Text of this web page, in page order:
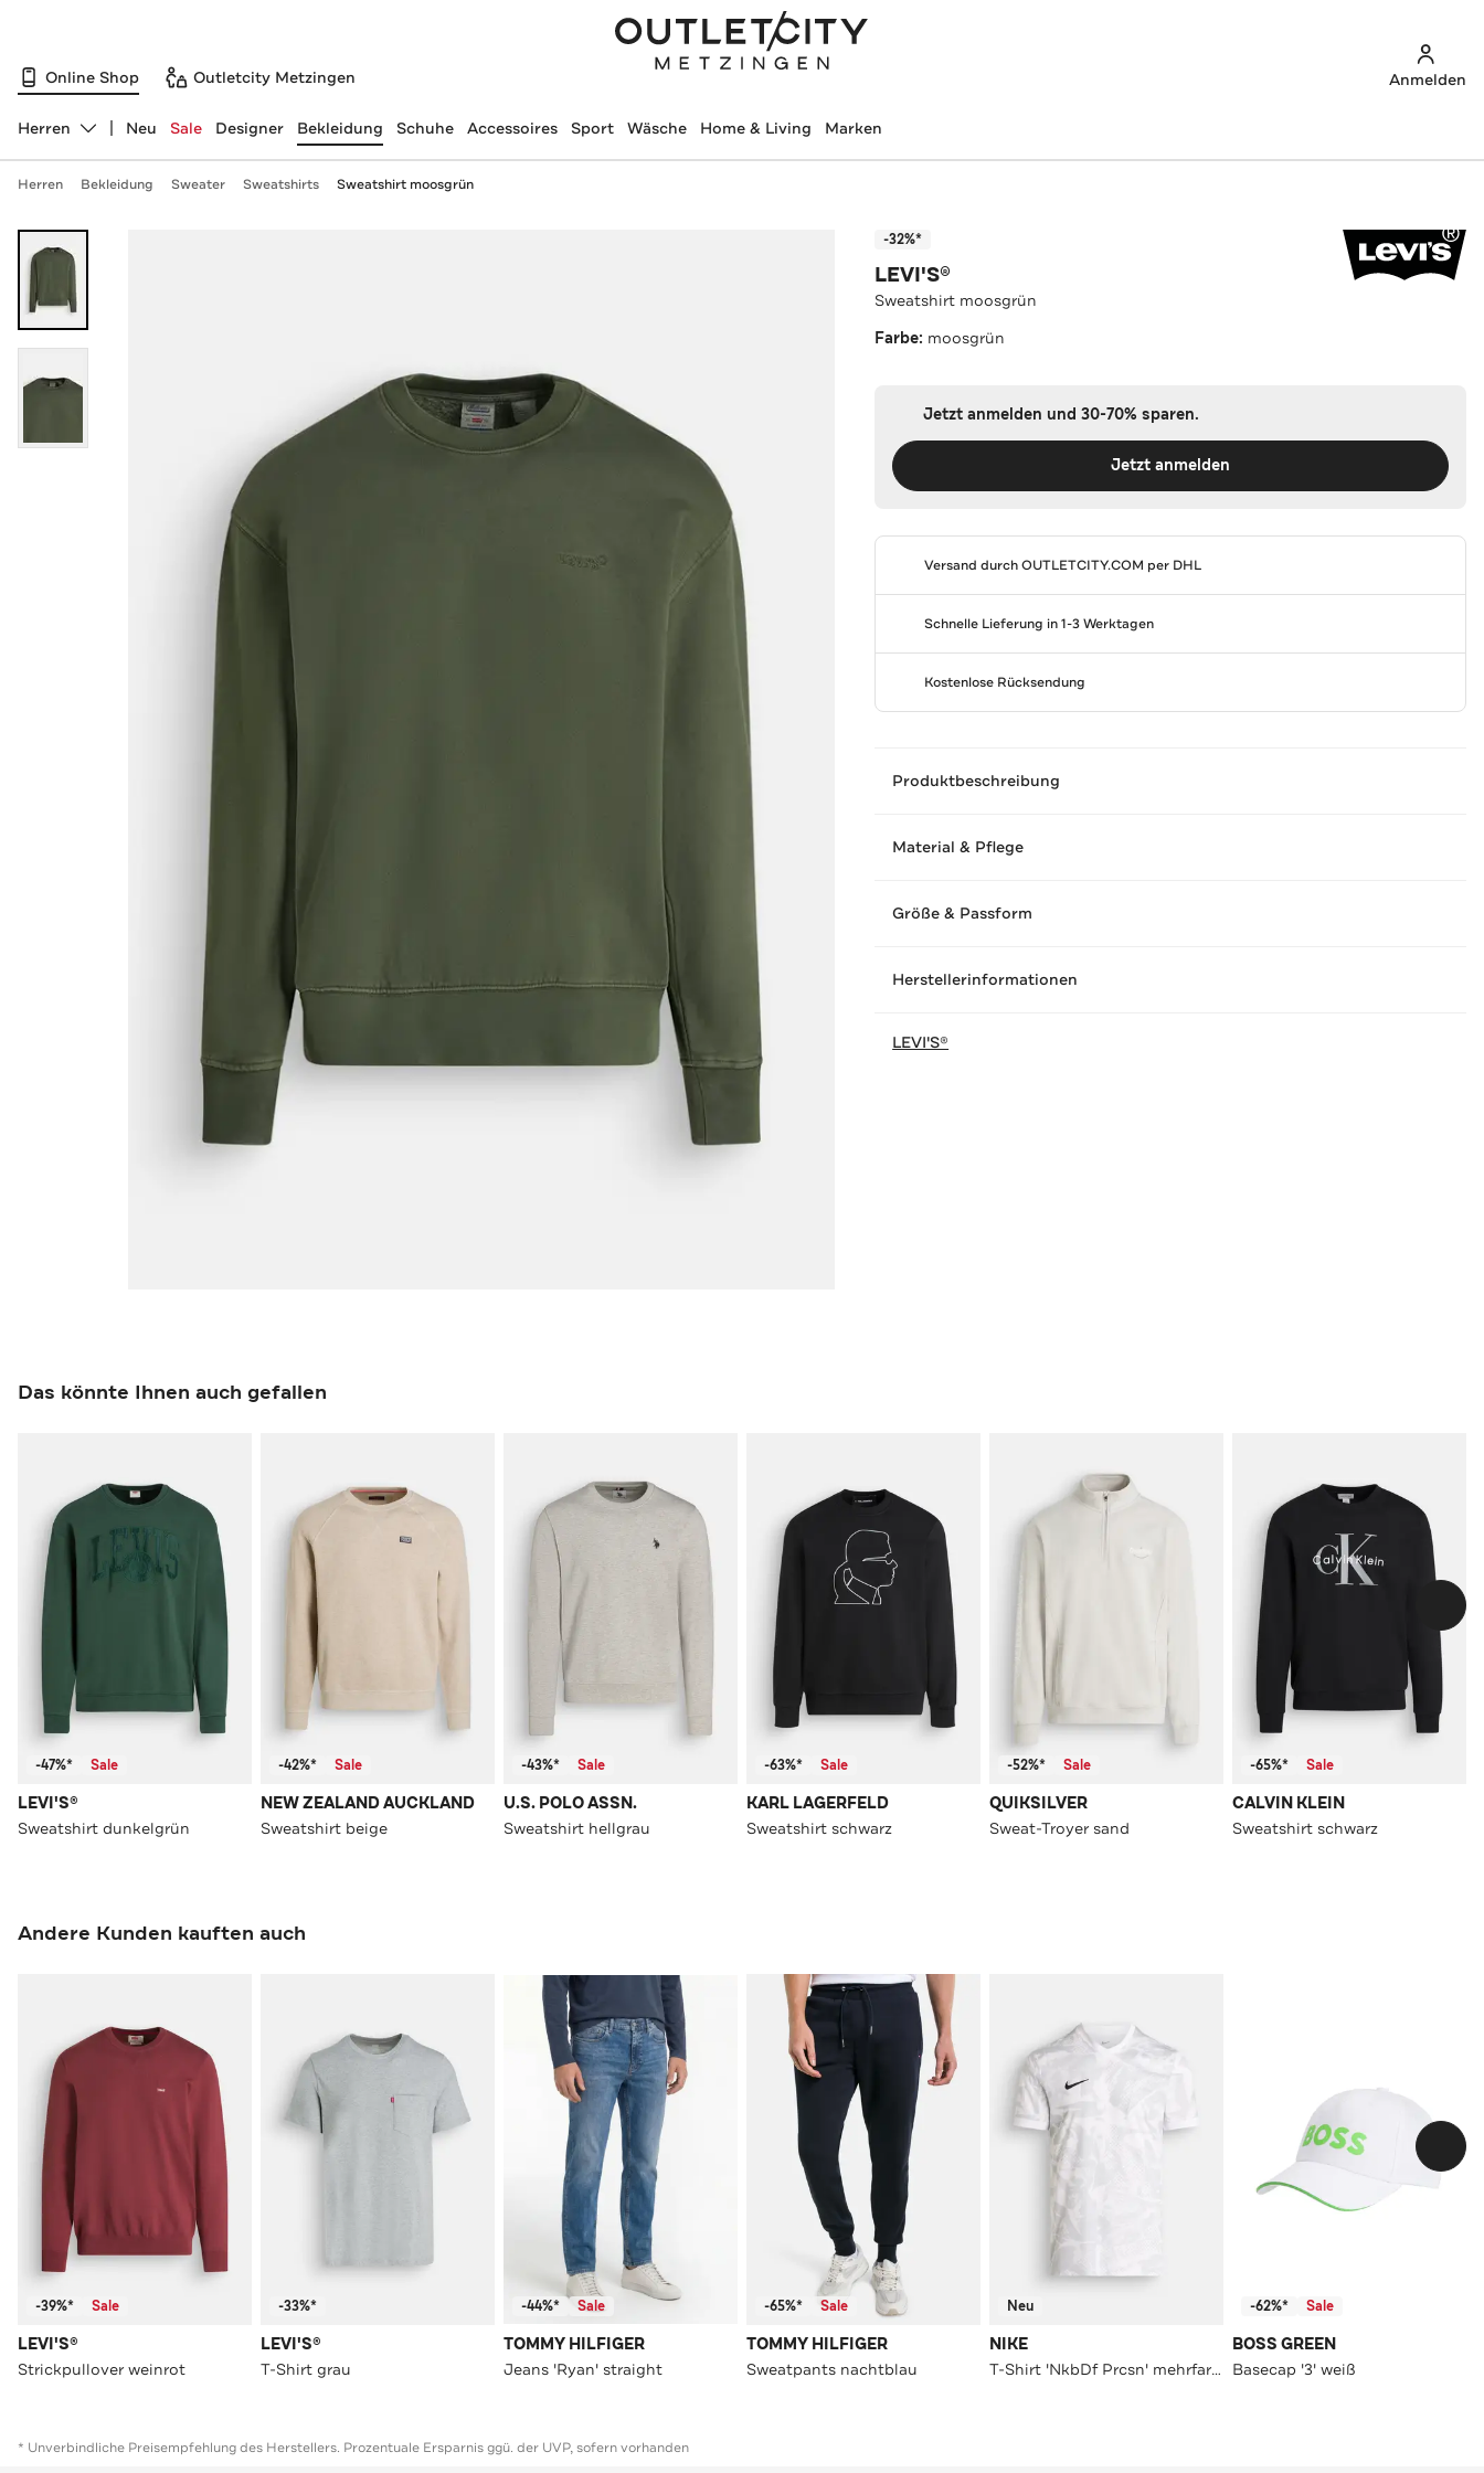
Online Shop Outletcity Metzingen Anmelden
Abteilung ändern, ausgewählt:
Herren Neu Sale Designer Bekleidung Schuhe Accessoires Sport Wäsche Home & Living Marken
Herren Bekleidung Sweater Sweatshirts Sweatshirt moosgrün
-32%*
LEVI'S®
Sweatshirt moosgrün
Farbe: moosgrün
Jetzt anmelden und 30-70% sparen.
Jetzt anmelden
Versand durchOUTLETCITY.COM per DHL
Schnelle Lieferung in 1-3 Werktagen
Kostenlose Rücksendung
Produktbeschreibung
Material & Pflege
Größe & Passform
Herstellerinformationen
LEVI'S®
Das könnte Ihnen auch gefallen
-47%* Sale
LEVI'S®
Sweatshirt dunkelgrün
-42%* Sale
NEW ZEALAND AUCKLAND
Sweatshirt beige
-43%* Sale
U.S. POLO ASSN.
Sweatshirt hellgrau
-63%* Sale
KARL LAGERFELD
Sweatshirt schwarz
-52%* Sale
QUIKSILVER
Sweat-Troyer sand
-65%* Sale
CALVIN KLEIN
Sweatshirt schwarz
Andere Kunden kauften auch
-39%* Sale
LEVI'S®
Strickpullover weinrot
-33%*
LEVI'S®
T-Shirt grau
-44%* Sale
TOMMY HILFIGER
Jeans 'Ryan' straight
-65%* Sale
TOMMY HILFIGER
Sweatpants nachtblau
Neu
NIKE
T-Shirt 'NkbDf Prcsn' mehrfarbig
-62%* Sale
BOSS GREEN
Basecap '3' weiß
* Unverbindliche Preisempfehlung des Herstellers. Prozentuale Ersparnis ggü. der UVP, sofern vorhanden